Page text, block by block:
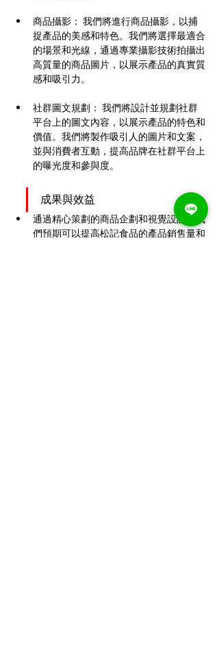
商品攝影： 我們將進行商品攝影，以捕
捉產品的美感和特色。我們將選擇最適合
的場景和光線，通過專業攝影技術拍攝出
高質量的商品圖片，以展示產品的真實質
感和吸引力。
社群圖文規劃： 我們將設計並規劃社群
平台上的圖文內容，以展示產品的特色和
價值。我們將製作吸引人的圖片和文案，
並與消費者互動，提高品牌在社群平台上
的曝光度和參與度。
成果與效益
通過精心策劃的商品企劃和視覺設計，我
們預期可以提高松記食品的產品銷售量和